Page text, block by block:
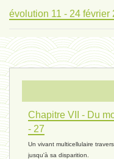
évolution 11 - 24 février
évolution 10 - 4 février
réconciliations 04 - 26
réchauffement 03 - 26
Chapitre VII - Du
- 27
Un vivant multicellulaire
jusqu'à sa disparition.